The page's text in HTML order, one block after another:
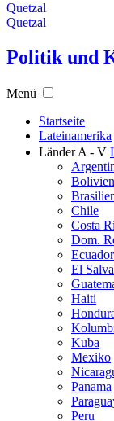
Quetzal
Quetzal
Politik und
Menü
Startseite
Lateinamerika
Länder A - V
Bolivien
Chile
Costa
Dom.
Ecuador
El
Haiti
Kuba
Mexiko
Panama
Peru